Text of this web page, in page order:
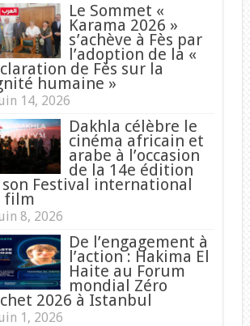
Le Sommet «
Karama 2026 »
s’achève à Fès par
l’adoption de la «
de Fès sur la
humaine »
14, 2026
Dakhla célèbre le
cinéma africain et
arabe à l’occasion
de la 14e édition
son Festival international
film
8, 2026
De l’engagement à
l’action : Hakima El
Haite au Forum
mondial Zéro
2026 à Istanbul
1, 2026